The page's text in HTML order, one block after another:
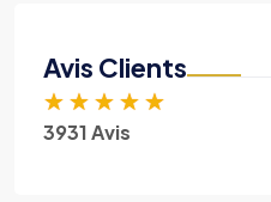
Avis Clients
★ ★ ★ ★ ★
3931 Avis